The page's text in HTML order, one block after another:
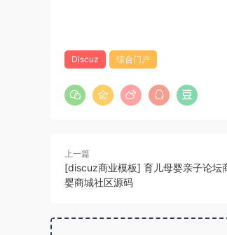
Discuz 综合门户
上一篇
[discuz商业模板] 育儿母婴亲子论坛
婴商城社区源码